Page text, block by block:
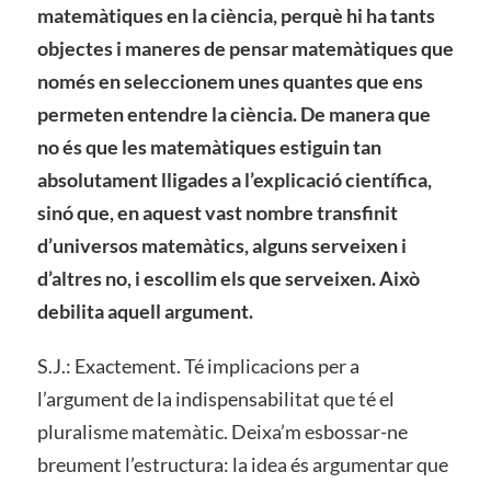
matemàtiques en la ciència, perquè hi ha tants
objectes i maneres de pensar matemàtiques que
només en seleccionem unes quantes que ens
permeten entendre la ciència. De manera que
no és que les matemàtiques estiguin tan
absolutament lligades a l’explicació científica,
sinó que, en aquest vast nombre transfinit
d’universos matemàtics, alguns serveixen i
d’altres no, i escollim els que serveixen. Això
debilita aquell argument.
S.J.: Exactement. Té implicacions per a
l’argument de la indispensabilitat que té el
pluralisme matemàtic. Deixa’m esbossar-ne
breument l’estructura: la idea és argumentar que